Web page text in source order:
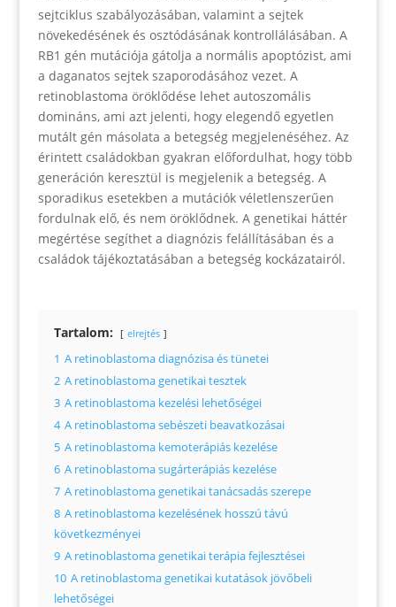
sejtciklus szabályozásában, valamint a sejtek
növekedésének és osztódásának kontrollálásában. A
RB1 gén mutációja gátolja a normális apoptózist, ami
a daganatos sejtek szaporodásához vezet. A
retinoblastoma öröklődése lehet autoszomális
domináns, ami azt jelenti, hogy elegendő egyetlen
mutált gén másolata a betegség megjelenéséhez. Az
érintett családokban gyakran előfordulhat, hogy több
generáción keresztül is megjelenik a betegség. A
sporadikus esetekben a mutációk véletlenszerűen
fordulnak elő, és nem öröklődnek. A genetikai háttér
megértése segíthet a diagnózis felállításában és a
családok tájékoztatásában a betegség kockázatairól.
Tartalom: elrejtés
1 A retinoblastoma diagnózisa és tünetei
2 A retinoblastoma genetikai tesztek
3 A retinoblastoma kezelési lehetőségei
4 A retinoblastoma sebészeti beavatkozásai
5 A retinoblastoma kemoterápiás kezelése
6 A retinoblastoma sugárterápiás kezelése
7 A retinoblastoma genetikai tanácsadás szerepe
8 A retinoblastoma kezelésének hosszú távú
következményei
9 A retinoblastoma genetikai terápia fejlesztései
10 A retinoblastoma genetikai kutatások jövőbeli
lehetőségei